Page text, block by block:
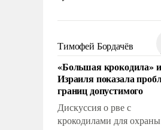
прожекты будут
налогоплательщиков и
Еревану за свои
нужно отвечать.
Тимофей Бордачёв
«Большая крокодила»
Израиля показала
границ допустимого
Дискуссия о рве с
крокодилами для охраны